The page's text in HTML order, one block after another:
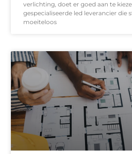
verlichting, doet er goed aan te
gespecialiseerde led leverancier die
moeiteloos